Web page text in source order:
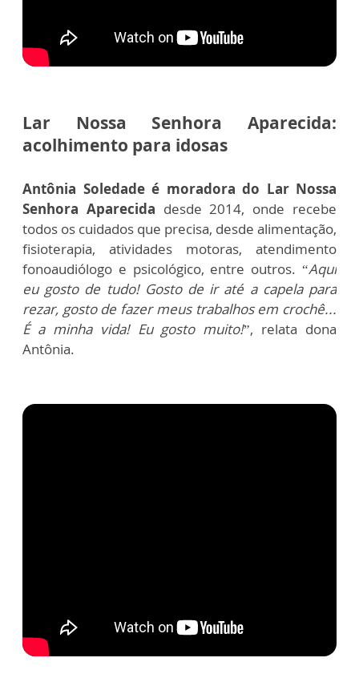
Lar Nossa Senhora Aparecida:
acolhimento para idosas
Antônia Soledade é moradora do Lar Nossa
Senhora Aparecida desde 2014, onde recebe
todos os cuidados que precisa, desde alimentação,
fisioterapia, atividades motoras, atendimento
fonoaudiólogo e psicológico, entre outros. “Aqui
eu gosto de tudo! Gosto de ir até a capela para
rezar, gosto de fazer meus trabalhos em crochê...
É a minha vida! Eu gosto muito!”, relata dona
Antônia.